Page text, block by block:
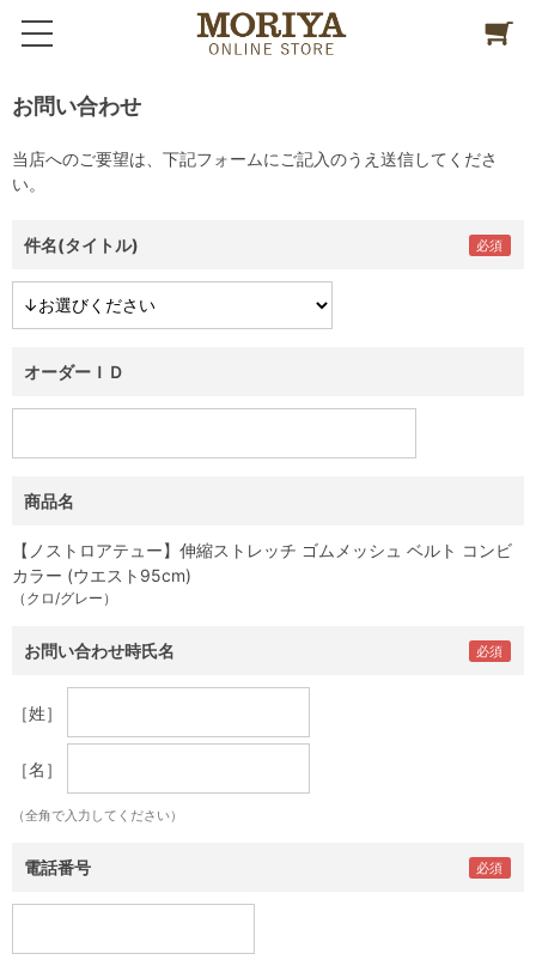
お問い合わせ
当店へのご要望は、下記フォームにご記入のうえ送信してくださ
い。
件名(タイトル)
オーダーＩＤ
商品名
【ノストロアテュー】伸縮ストレッチ ゴムメッシュ ベルト コンビ
カラー (ウエスト95cm)
（クロ/グレー）
お問い合わせ時氏名
［姓］
［名］
（全角で入力してください）
電話番号